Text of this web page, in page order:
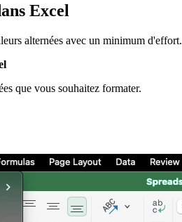
Excel
alternées avec un minimum d'effort.
que vous souhaitez formater.